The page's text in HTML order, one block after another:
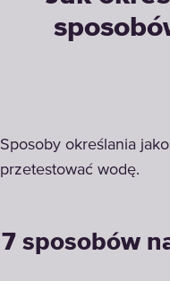
Sposoby określania
przetestować wodę.
7 sposobów